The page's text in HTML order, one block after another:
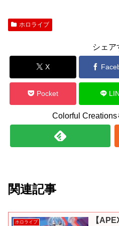
ホロライブ
シェア
X
Pocket
Colorful Creations
関連記事
ホロライブ
【